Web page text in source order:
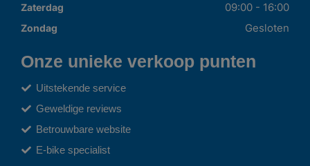
Zaterdag 09:00 - 16:00
Zondag Gesloten
Onze unieke verkoop punten
Uitstekende service
Geweldige reviews
Betrouwbare website
E-bike specialist